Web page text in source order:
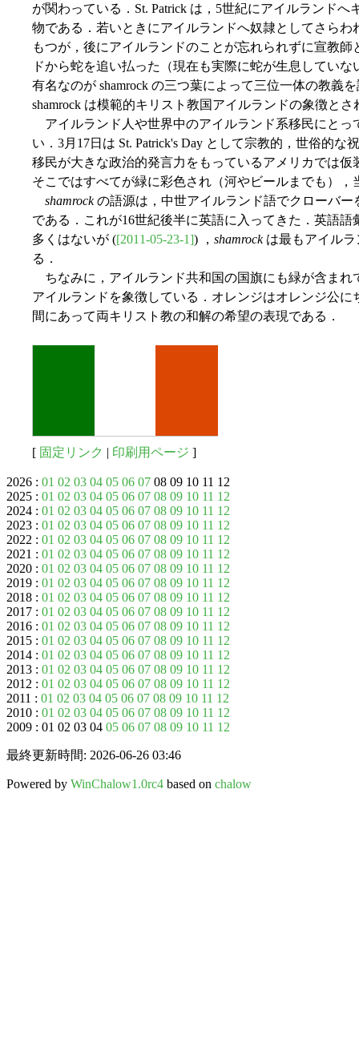
が関わっている．St. Patrick は，5世紀にアイルランド
物である．若いときにアイルランドへ奴隷としてさら
もつが，後にアイルランドのことが忘れられずに宣教
ドから蛇を追い払った（現在も実際に蛇が生息してい
有名なのが shamrock の三つ葉によって三位一体の教義
shamrock は模範的キリスト教国アイルランドの象徴と
アイルランド人や世界中のアイルランド系移民にとっ
い．3月17日は St. Patrick's Day として宗教的，世俗的
移民が大きな政治的発言力をもっているアメリカでは
そこではすべてが緑に彩色され（河やビールまでも），
shamrockの語源は，中世アイルランド語でクローバー
である．これが16世紀後半に英語に入ってきた．英語
多くはないが ([2011-05-23-1]) ， shamrockは最もアイルラ
る．
ちなみに，アイルランド共和国の国旗にも緑が含まれ
アイルランドを象徴している．オレンジはオレンジ公
間にあって両キリスト教の和解の希望の表現である．
[ 固定リンク | 印刷用ページ ]
2026 : 01 02 03 04 05 06 07 08 09 10 11 12
2025 : 01 02 03 04 05 06 07 08 09 10 11 12
2024 : 01 02 03 04 05 06 07 08 09 10 11 12
2023 : 01 02 03 04 05 06 07 08 09 10 11 12
2022 : 01 02 03 04 05 06 07 08 09 10 11 12
2021 : 01 02 03 04 05 06 07 08 09 10 11 12
2020 : 01 02 03 04 05 06 07 08 09 10 11 12
2019 : 01 02 03 04 05 06 07 08 09 10 11 12
2018 : 01 02 03 04 05 06 07 08 09 10 11 12
2017 : 01 02 03 04 05 06 07 08 09 10 11 12
2016 : 01 02 03 04 05 06 07 08 09 10 11 12
2015 : 01 02 03 04 05 06 07 08 09 10 11 12
2014 : 01 02 03 04 05 06 07 08 09 10 11 12
2013 : 01 02 03 04 05 06 07 08 09 10 11 12
2012 : 01 02 03 04 05 06 07 08 09 10 11 12
2011 : 01 02 03 04 05 06 07 08 09 10 11 12
2010 : 01 02 03 04 05 06 07 08 09 10 11 12
2009 : 01 02 03 04 05 06 07 08 09 10 11 12
最終更新時間: 2026-06-26 03:46
Powered by WinChalow1.0rc4 based on chalow